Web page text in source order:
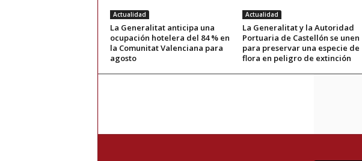
Actualidad
La Generalitat anticipa una
ocupación hotelera del 84 % en
la Comunitat Valenciana para
agosto
Actualidad
La Generalitat y la Autoridad
Portuaria de Castellón se unen
para preservar una especie de
flora en peligro de extinción